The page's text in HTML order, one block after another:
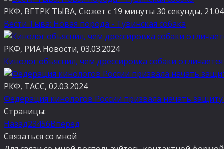
РКФ, ВГТРК ТЫВА, Сюжет с 19 минуты 30 секунды,
Вести Тыва: Новая порода - Тувинская собака
РКФ, РИА Новости, 03.03.2024
Кинолог объяснил, чем дрессировка собаки
РКФ, ТАСС, 02.03.2024
Федерация кинологов России призвала начать
Страницы:
Назад23456Вперед
Связаться со мной